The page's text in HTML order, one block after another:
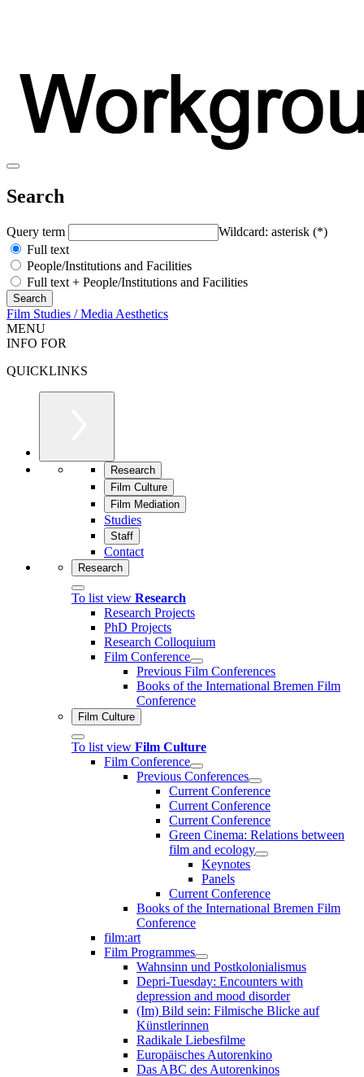
Search
Query term
Wildcard: asterisk (*)
Full text
People/Institutions and Facilities
Full text + People/Institutions and Facilities
Film Studies / Media Aesthetics
MENU
INFO FOR
QUICKLINKS
Research
Film Culture
Film Mediation
Studies
Staff
Contact
Research
To list view Research
Research Projects
PhD Projects
Research Colloquium
Film Conference
Previous Film Conferences
Books of the International Bremen Film
Conference
Film Culture
To list view Film Culture
Film Conference
Previous Conferences
Current Conference
Current Conference
Current Conference
Green Cinema: Relations between
film and ecology
Keynotes
Panels
Current Conference
Books of the International Bremen Film
Conference
film:art
Film Programmes
Wahnsinn und Postkolonialismus
Depri-Tuesday: Encounters with
depression and mood disorder
(Im) Bild sein: Filmische Blicke auf
Künstlerinnen
Radikale Liebesfilme
Europäisches Autorenkino
Das ABC des Autorenkinos